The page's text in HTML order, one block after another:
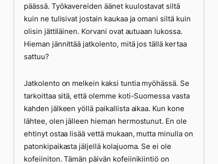
päässä. Työkavereiden äänet kuulostavat siltä
kuin ne tulisivat jostain kaukaa ja omani siltä kuin
olisin jättiläinen. Korvani ovat autuaan lukossa.
Hieman jännittää jatkolento, mitä jos tällä kertaa
sattuu?
Jatkolento on melkein kaksi tuntia myöhässä. Se
tarkoittaa sitä, että olemme koti-Suomessa vasta
kahden jälkeen yöllä paikallista aikaa. Kun kone
lähtee, olen jälleen hieman hermostunut. En ole
ehtinyt ostaa lisää vettä mukaan, mutta minulla on
patonkipaikasta jäljellä kolajuoma. Se ei ole
kofeiiniton. Tämän päivän kofeiinikiintiö on